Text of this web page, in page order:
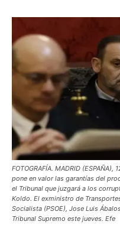
FOTOGRAFÍA. MADRID
pone en valor las garantías del
el Tribunal que juzgará a los
Koldo. El exministro de
Socialista (PSOE), Jose Luis
Tribunal Supremo este jueves. Efe